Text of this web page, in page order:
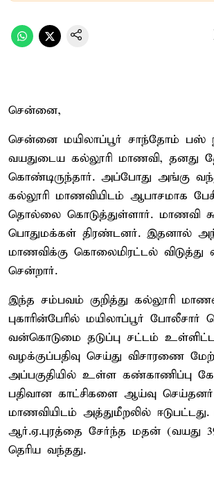
சென்னை,
சென்னை மயிலாப்பூர் சாந்தோம் பஸ்
வயதுடைய கல்லூரி மாணவி, தனது
கொண்டிருந்தார். அப்போது அங்கு
கல்லூரி மாணவியிடம் ஆபாசமாக
தொல்லை கொடுத்துள்ளார். மாணவி
பொதுமக்கள் திரண்டனர். இதனால்
மாணவிக்கு கொலைமிரட்டல் விடுத்து
சென்றார்.
இந்த சம்பவம் குறித்து கல்லூரி
புகாரின்பேரில் மயிலாப்பூர்
வன்கொடுமை தடுப்பு சட்டம் உள்ளிட்ட
வழக்குப்பதிவு செய்து விசாரணை
அப்பகுதியில் உள்ள கண்காணிப்பு
பதிவான காட்சிகளை ஆய்வு
மாணவியிடம் அத்துமீறலில்
ஆர்.ஏ.புரத்தை சேர்ந்த மதன் (வயது
தெரிய வந்தது.